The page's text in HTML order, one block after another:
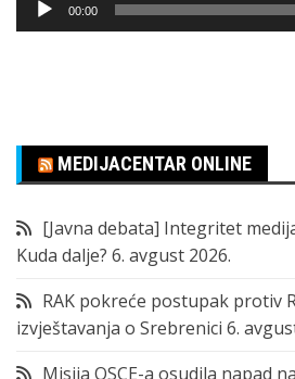
00:00
MEDIJACENTAR ONLINE
[Javna debata] Integritet
Kuda dalje? 6. avgust 2026.
RAK pokreće postupak protiv
izvještavanja o Srebrenici 6.
Misija OSCE-a osudila napad